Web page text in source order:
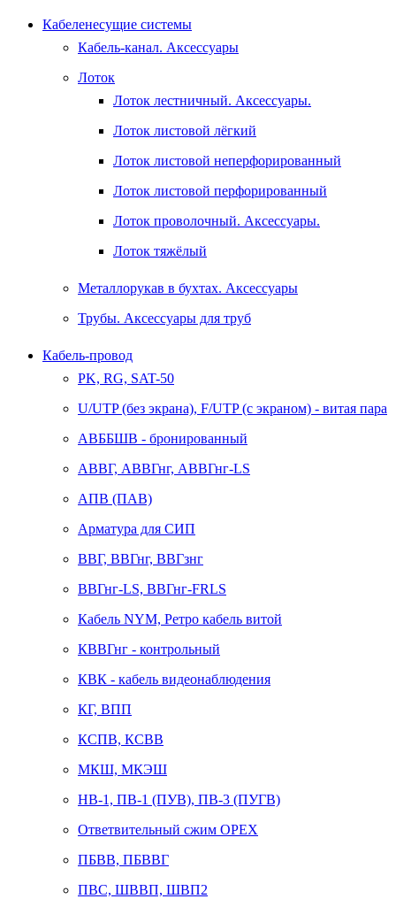
Кабеленесущие системы
Кабель-канал. Аксессуары
Лоток
Лоток лестничный. Аксессуары.
Лоток листовой лёгкий
Лоток листовой неперфорированный
Лоток листовой перфорированный
Лоток проволочный. Аксессуары.
Лоток тяжёлый
Металлорукав в бухтах. Аксессуары
Трубы. Аксессуары для труб
Кабель-провод
PK, RG, SAT-50
U/UTP (без экрана), F/UTP (с экраном) - витая пара
АВББШВ - бронированный
АВВГ, АВВГнг, АВВГнг-LS
АПВ (ПАВ)
Арматура для СИП
ВВГ, ВВГнг, ВВГзнг
ВВГнг-LS, ВВГнг-FRLS
Кабель NYM, Ретро кабель витой
КВВГнг - контрольный
КВК - кабель видеонаблюдения
КГ, ВПП
КСПВ, КСВВ
МКШ, МКЭШ
НВ-1, ПВ-1 (ПУВ), ПВ-3 (ПУГВ)
Ответвительный сжим ОРЕХ
ПБВВ, ПБВВГ
ПВС, ШВВП, ШВП2